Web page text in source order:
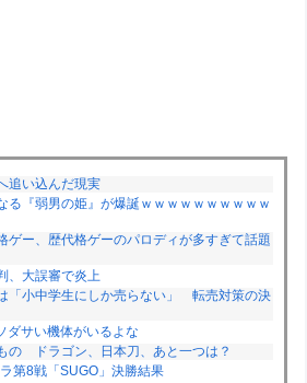
追い込んだ現実
る『弱男の姫』が爆誕ｗｗｗｗｗｗｗｗｗｗ
ゲー、歴代格ゲーのパロディが多すぎて話題
、大誤審で炎上
「小中学生にしか売らない」 転売対策の決
ダサい機体がいるよな
の ドラゴン、日本刀、あと一つは？
第8戦「SUGO」決勝結果